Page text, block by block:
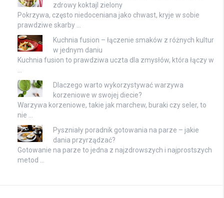
zdrowy koktajl zielony
Pokrzywa, często niedoceniana jako chwast, kryje w sobie
prawdziwe skarby …
Kuchnia fusion – łączenie smaków z różnych kultur
w jednym daniu
Kuchnia fusion to prawdziwa uczta dla zmysłów, która łączy w
…
Dlaczego warto wykorzystywać warzywa
korzeniowe w swojej diecie?
Warzywa korzeniowe, takie jak marchew, buraki czy seler, to
nie …
Pyszniały poradnik gotowania na parze – jakie
dania przyrządzać?
Gotowanie na parze to jedna z najzdrowszych i najprostszych
metod …